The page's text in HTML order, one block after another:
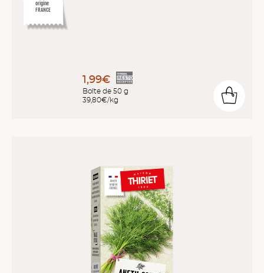
origine
FRANCE
1,99€
Boîte de 50 g
39,80€/kg